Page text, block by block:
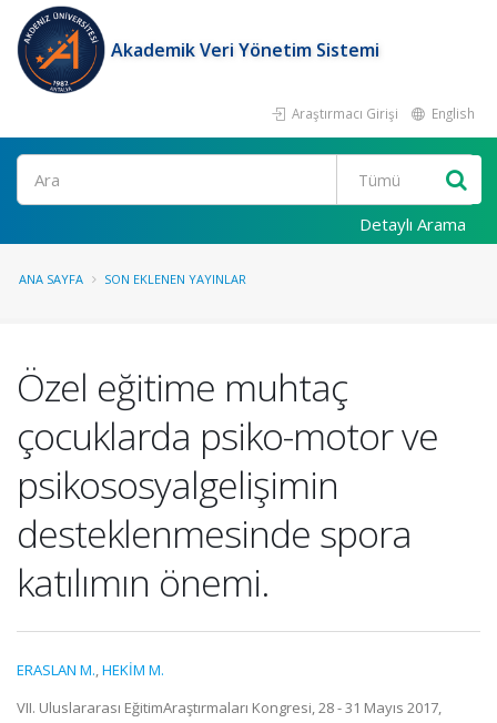
Akademik Veri Yönetim Sistemi
Araştırmacı Girişi English
Ara
Detaylı Arama
ANA SAYFA SON EKLENEN YAYINLAR
Özel eğitime muhtaç
çocuklarda psiko-motor ve
psikososyalgelişimin
desteklenmesinde spora
katılımın önemi.
ERASLAN M.,HEKİM M.
VII. Uluslararası EğitimAraştırmaları Kongresi, 28 - 31 Mayıs 2017,